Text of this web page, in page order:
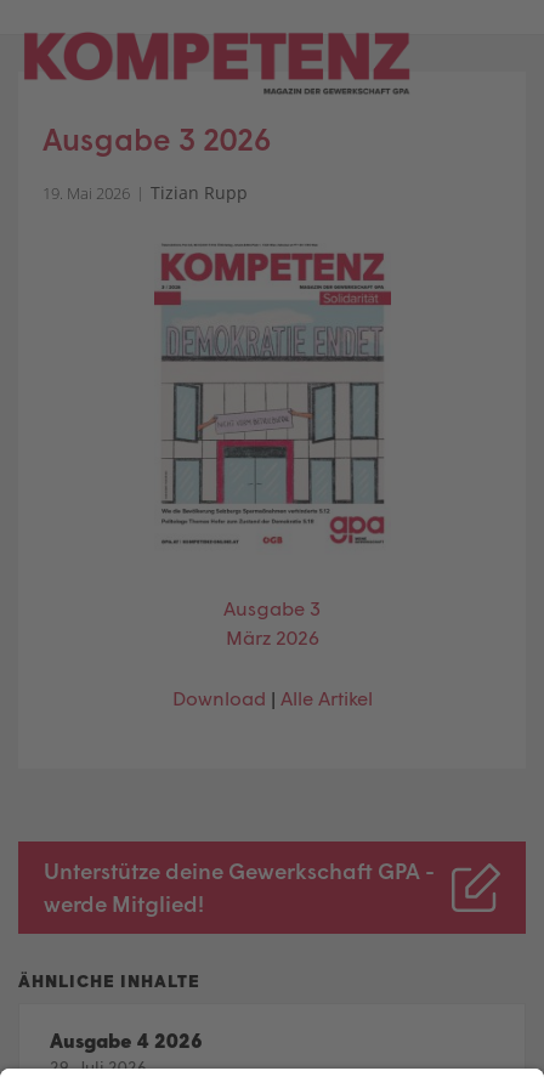
content
Ausgabe 3 2026
19. Mai 2026 Tizian Rupp
Ausgabe 3
März 2026
Download | Alle Artikel
Unterstütze deine Gewerkschaft GPA -
werde Mitglied!
Ausgabe 4 2026
29. Juli 2026